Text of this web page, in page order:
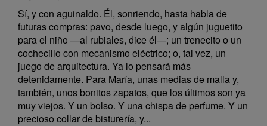
Sí, y con aguinaldo. Él, sonriendo, hasta habla de
futuras compras: pavo, desde luego, y algún juguetito
para el niño —al rubiales, dice él—; un trenecito o un
cochecillo con mecanismo eléctrico; o, tal vez, un
juego de arquitectura. Ya lo pensará más
detenidamente. Para María, unas medias de malla y,
también, unos bonitos zapatos, que los últimos son ya
muy viejos. Y un bolso. Y una chispa de perfume. Y un
precioso collar de bisturería, y...